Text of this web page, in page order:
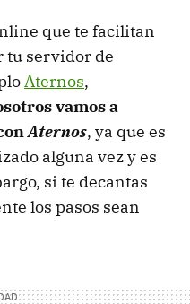
que te facilitan
tu servidor de
Aternos,
vamos a
Aternos, ya que es
alguna vez y es
si te decantas
los pasos sean